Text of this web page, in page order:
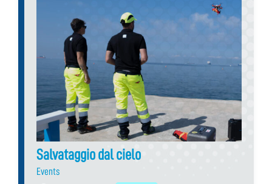
Salvataggio dal cielo
Events